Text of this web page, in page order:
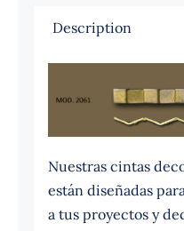
Description
Nuestras cintas
están diseñadas
a tus proyectos y